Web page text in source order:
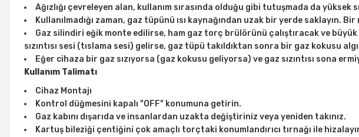
Ağızlığı çevreleyen alan, kullanım sırasında olduğu gibi tutuşmada da yüksek
Kullanılmadığı zaman, gaz tüpünü ısı kaynağından uzak bir yerde saklayın.
Gaz silindiri eğik monte edilirse, ham gaz torç brülörünü çalıştıracak ve
sızıntısı sesi (tıslama sesi) gelirse, gaz tüpü takıldıktan sonra bir gaz kokusu
Eğer cihaza bir gaz sızıyorsa (gaz kokusu geliyorsa) ve gaz sızıntısı sona
Kullanım Talimatı
Cihaz Montajı
Kontrol düğmesini kapalı "OFF" konumuna getirin.
Gaz kabını dışarıda ve insanlardan uzakta değiştiriniz veya yeniden takınız.
Kartuş bileziği çentiğini çok amaçlı torçtaki konumlandırıcı tırnağı ile